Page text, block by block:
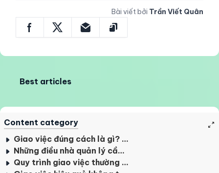
Bài viết bởi Trần Viết Quân
Best articles
Content category
Giao việc đúng cách là gì? Tại sao lại khó thực hiện đến vậy?
Những điều nhà quản lý cần làm để giao việc hiệu quả
Quy trình giao việc thường được áp dụng